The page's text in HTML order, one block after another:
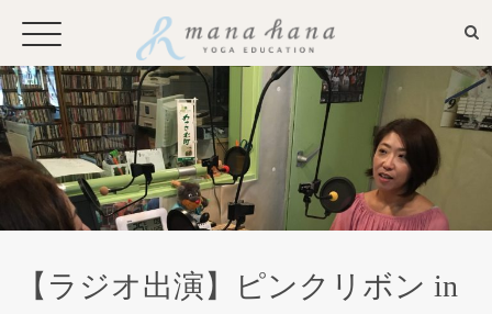
お申込み・問い合わせ
プロフィール
【ラジオ出演】ピンクリボン in